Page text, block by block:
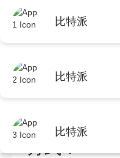
比特派
比特派
比特派
如何改变加